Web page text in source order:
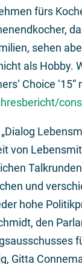
fürs
sehen
als Hobby.
Choice
von
und
hohe
den
Gitta